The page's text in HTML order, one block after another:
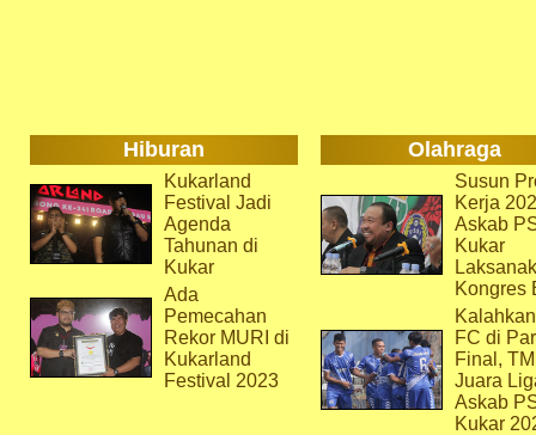
Hiburan Olahraga
Kukarland
Festival Jadi
Agenda
Tahunan di
Kukar
Ada
Pemecahan
Rekor MURI di
Kukarland
Festival 2023
Susun
Kerja
Askab
Kukar
Kongres
FC di
Final,
Juara
Askab
Kukar